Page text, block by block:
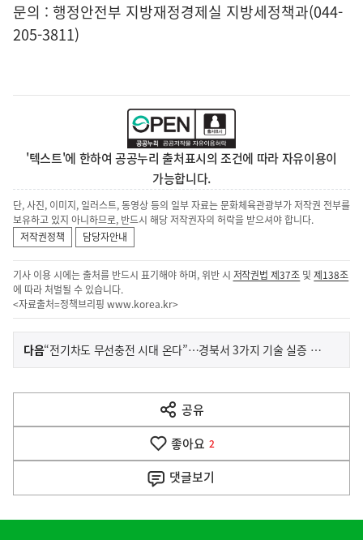
문의 : 행정안전부 지방재정경제실 지방세정책과(044-
205-3811)
'텍스트'에 한하여 공공누리 출처표시의 조건에 따라 자유이용이
가능합니다.
단, 사진, 이미지, 일러스트, 동영상 등의 일부 자료는 문화체육관광부가 저작권 전부를
보유하고 있지 아니하므로, 반드시 해당 저작권자의 허락을 받으셔야 합니다.
저작권정책
담당자안내
기사 이용 시에는 출처를 반드시 표기해야 하며, 위반 시 저작권법 제37조 및제138조
에 따라 처벌될 수 있습니다.
<자료출처=정책브리핑 www.korea.kr>
이
전
다
음
다음기
사
“전기차도 무선충전 시대 온다”…경북서 3가지 기술 실증 착수
공유
열
기
좋아요 2
댓글보기